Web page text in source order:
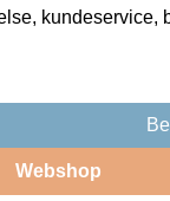
kundeservice,
Webshop